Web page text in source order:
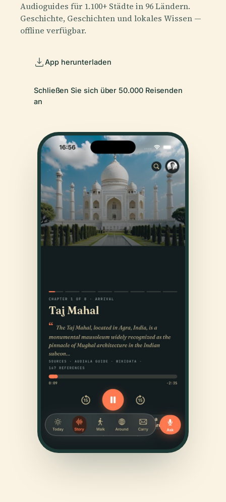
Audioguides für 1.100+ Städte in 96 Ländern.
Geschichte, Geschichten und lokales Wissen —
offline verfügbar.
App herunterladen
Schließen Sie sich über 50.000 Reisenden
an